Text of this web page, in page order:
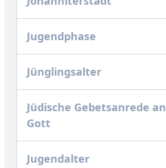
Jugendphase
Jünglingsalter
Jüdische Gebetsanrede an
Gott
Jugendalter